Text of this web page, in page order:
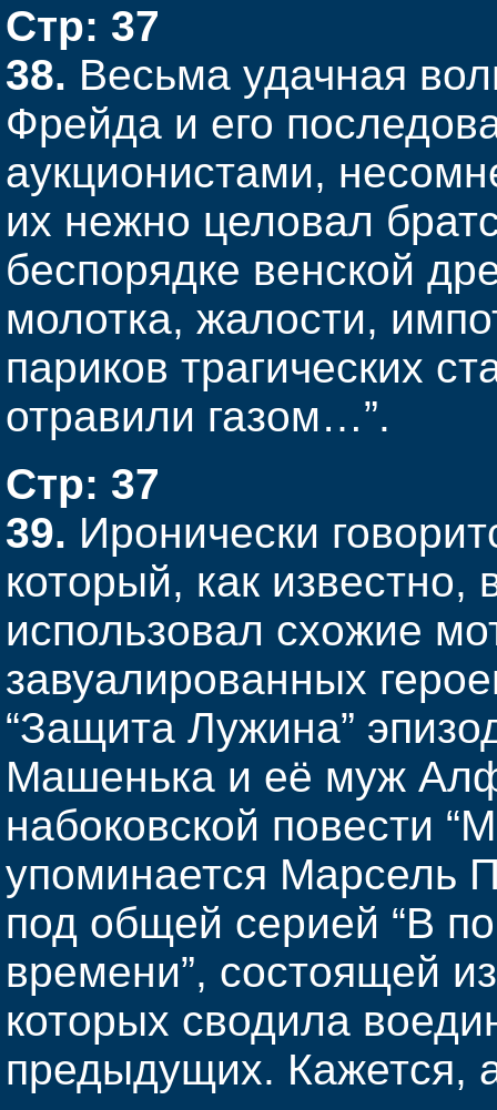
Стр: 37
38. Весьма удачная
Фрейда и его
аукционистами,
их нежно целовал
беспорядке венской
молотка, жалости,
париков трагических
отравили газом…”.
Стр: 37
39. Иронически
который, как известно,
использовал схожие
завуалированных
“Защита Лужина”
Машенька и её муж
набоковской повести
упоминается Марсель
под общей серией “В
времени”, состоящей
которых сводила
предыдущих. Кажется,